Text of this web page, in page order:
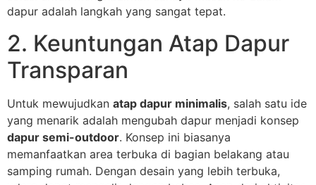
dapur adalah langkah yang sangat tepat.
2. Keuntungan Atap Dapur
Transparan
Untuk mewujudkan atap dapur minimalis, salah satu ide
yang menarik adalah mengubah dapur menjadi konsep
dapur semi-outdoor. Konsep ini biasanya
memanfaatkan area terbuka di bagian belakang atau
samping rumah. Dengan desain yang lebih terbuka,